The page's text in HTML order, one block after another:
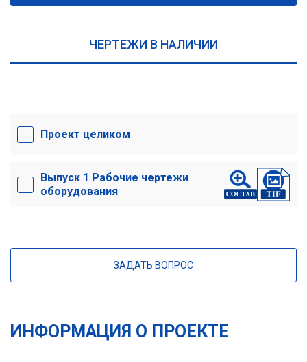
ЧЕРТЕЖИ В НАЛИЧИИ
Проект целиком
Выпуск 1 Рабочие чертежи
оборудования
ЗАДАТЬ ВОПРОС
ИНФОРМАЦИЯ О ПРОЕКТЕ